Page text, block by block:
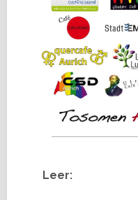
Leer: